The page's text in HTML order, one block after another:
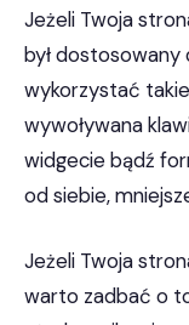
Jeżeli Twoja
był
wykorzystać
wywoływana
widgecie bądź
od siebie,
Jeżeli Twoja
warto zadbać o